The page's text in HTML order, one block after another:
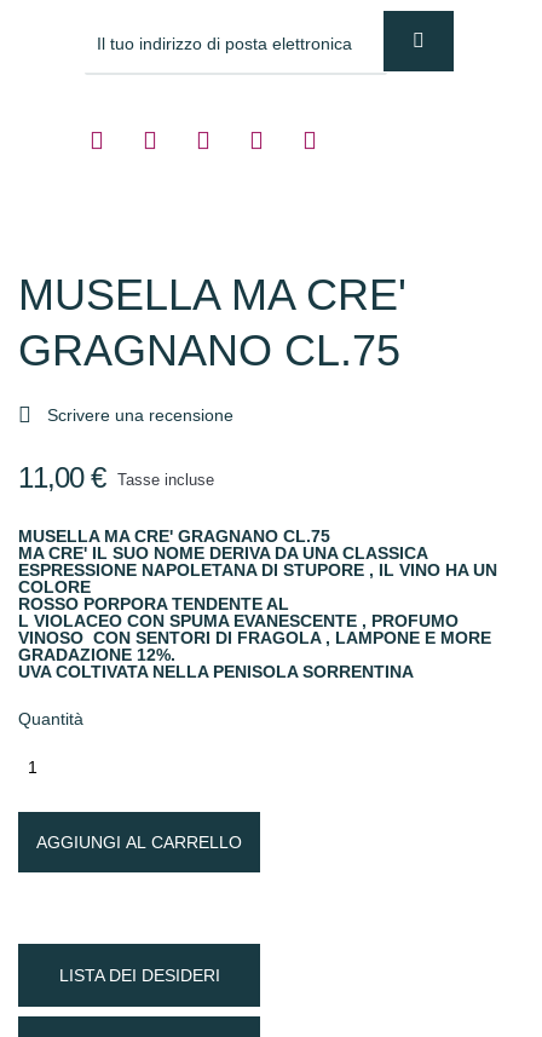
MUSELLA MA CRE'
GRAGNANO CL.75
 Scrivere una recensione
11,00 € Tasse incluse
MUSELLA MA CRE' GRAGNANO CL.75
MA CRE' IL SUO NOME DERIVA DA UNA CLASSICA
ESPRESSIONE NAPOLETANA DI STUPORE , IL VINO HA UN
COLORE
ROSSO PORPORA TENDENTE AL
L VIOLACEO CON SPUMA EVANESCENTE , PROFUMO
VINOSO CON SENTORI DI FRAGOLA , LAMPONE E MORE
GRADAZIONE 12%.
UVA COLTIVATA NELLA PENISOLA SORRENTINA
Quantità
AGGIUNGI AL CARRELLO
LISTA DEI DESIDERI